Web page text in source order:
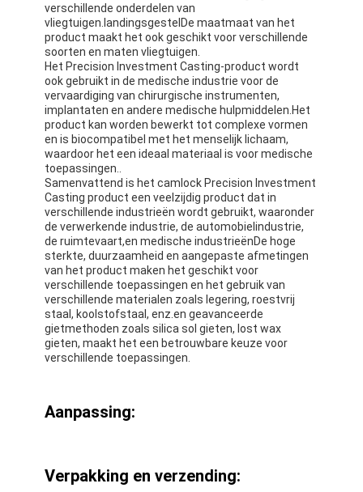
verschillende onderdelen van
vliegtuigen.landingsgestelDe maatmaat van het
product maakt het ook geschikt voor verschillende
soorten en maten vliegtuigen.
Het Precision Investment Casting-product wordt
ook gebruikt in de medische industrie voor de
vervaardiging van chirurgische instrumenten,
implantaten en andere medische hulpmiddelen.Het
product kan worden bewerkt tot complexe vormen
en is biocompatibel met het menselijk lichaam,
waardoor het een ideaal materiaal is voor medische
toepassingen..
Samenvattend is het camlock Precision Investment
Casting product een veelzijdig product dat in
verschillende industrieën wordt gebruikt, waaronder
de verwerkende industrie, de automobielindustrie,
de ruimtevaart,en medische industrieënDe hoge
sterkte, duurzaamheid en aangepaste afmetingen
van het product maken het geschikt voor
verschillende toepassingen en het gebruik van
verschillende materialen zoals legering, roestvrij
staal, koolstofstaal, enz.en geavanceerde
gietmethoden zoals silica sol gieten, lost wax
gieten, maakt het een betrouwbare keuze voor
verschillende toepassingen.
Aanpassing:
Verpakking en verzending: